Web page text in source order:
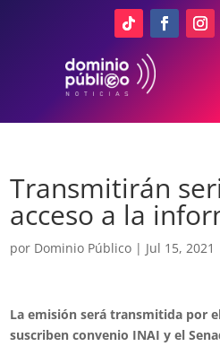
Transmitirán
acceso a la
por Dominio Público | Jul 15, 2021
La emisión será transmitida por
suscriben convenio INAI y el